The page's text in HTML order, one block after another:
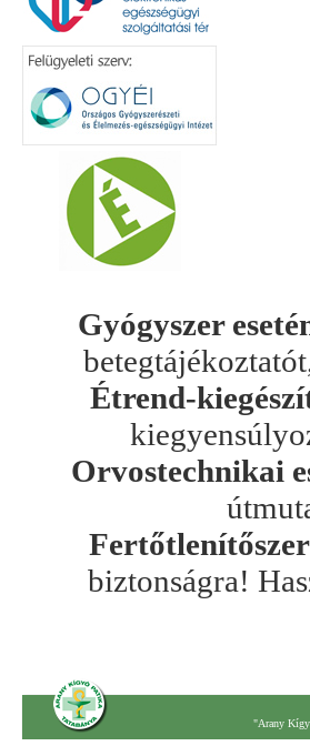
Gyógyszer
Étrend-
Orvostechnikai
Fertőtlenítőszer
biztonságra!
"Arany